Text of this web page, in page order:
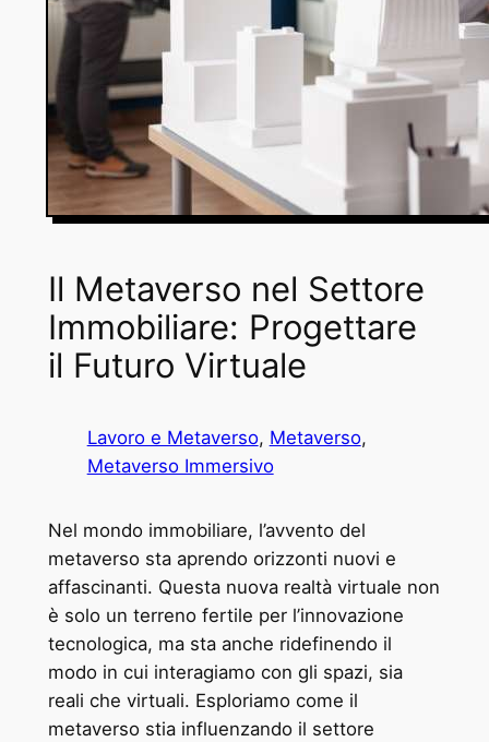
Il Metaverso nel Settore
Immobiliare: Progettare
il Futuro Virtuale
Lavoro e Metaverso, Metaverso
Metaverso Immersivo
Nel mondo immobiliare, l’avvento del
metaverso sta aprendo orizzonti nuovi e
affascinanti. Questa nuova realtà virtuale non
è solo un terreno fertile per l’innovazione
tecnologica, ma sta anche ridefinendo il
modo in cui interagiamo con gli spazi, sia
reali che virtuali. Esploriamo come il
metaverso stia influenzando il settore